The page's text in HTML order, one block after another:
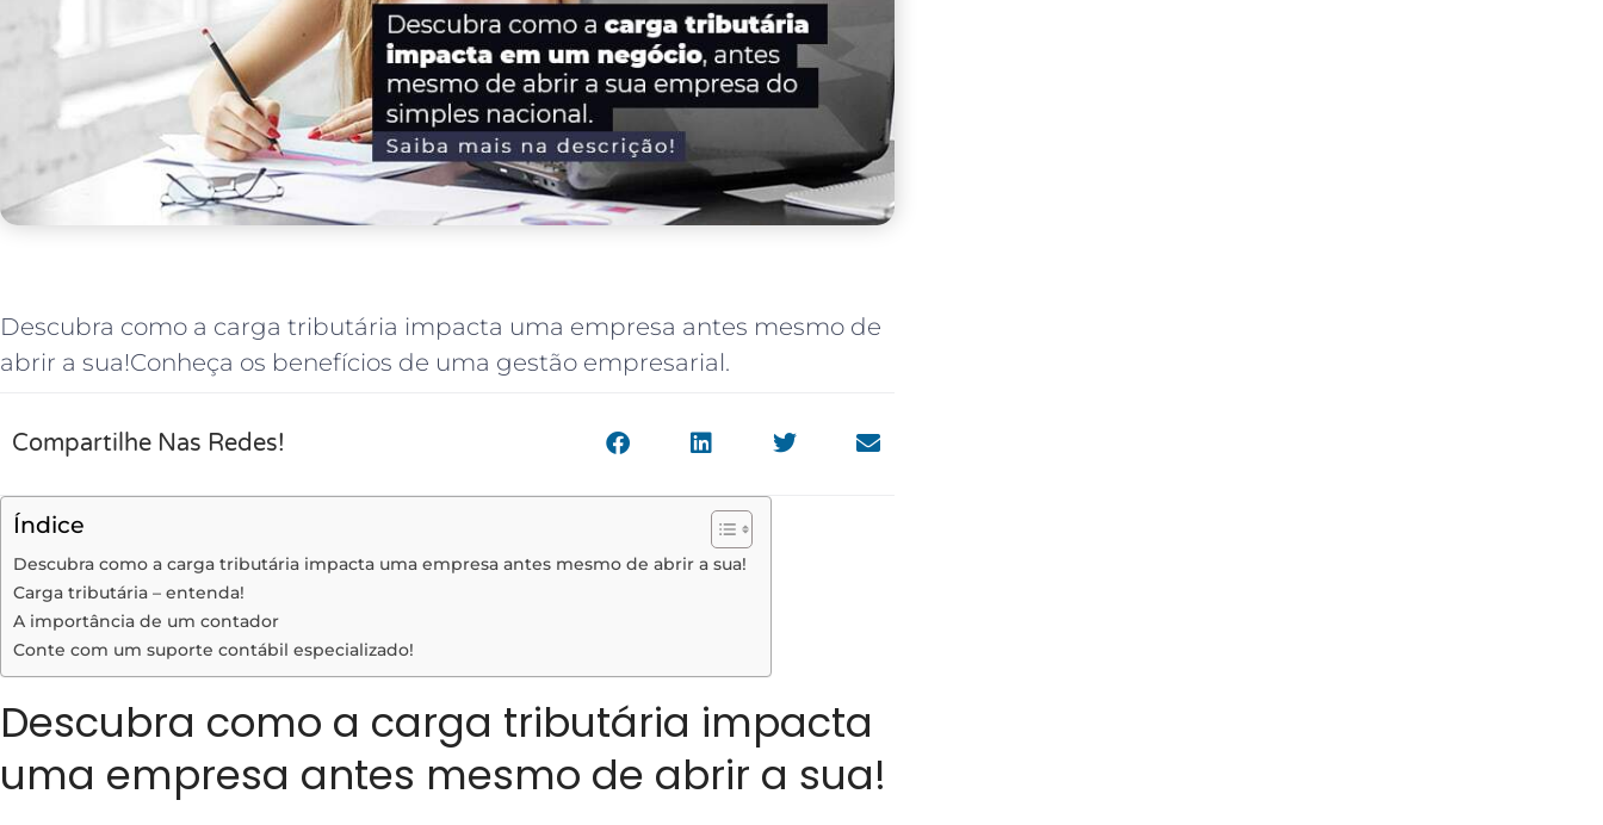
Descubra como a carga tributária impacta uma empresa antes mesmo de
abrir a sua!Conheça os benefícios de uma gestão empresarial.
Compartilhe Nas Redes!
Índice
Descubra como a carga tributária impacta uma empresa antes mesmo de abrir a sua!
Carga tributária – entenda!
A importância de um contador
Conte com um suporte contábil especializado!
Descubra como a carga tributária impacta
uma empresa antes mesmo de abrir a sua!